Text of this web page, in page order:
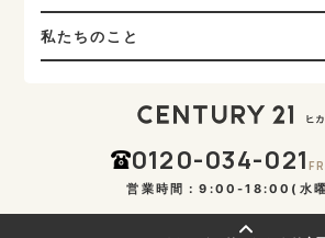
私たちのこと
0120-034-021
営業時間：9:00-18:00(水